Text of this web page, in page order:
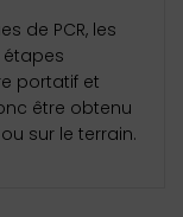
de PCR, les
étapes
portatif et
être obtenu
sur le terrain.